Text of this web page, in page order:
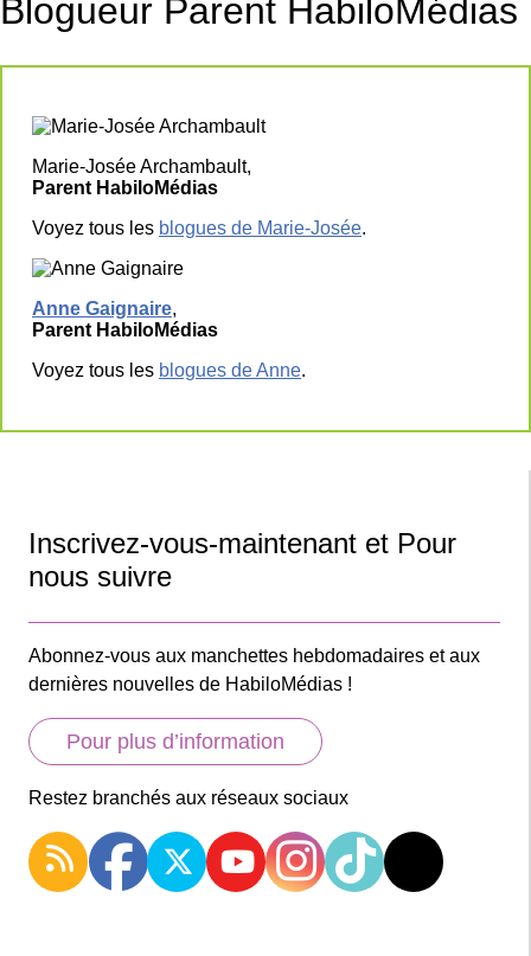
Blogueur Parent HabiloMédias
Marie-Josée Archambault,
Parent HabiloMédias
Voyez tous les blogues de Marie-Josée.
Anne Gaignaire,
Parent HabiloMédias
Voyez tous les blogues de Anne.
Inscrivez-vous-maintenant et Pour
nous suivre
Abonnez-vous aux manchettes hebdomadaires et aux
dernières nouvelles de HabiloMédias !
Pour plus d’information
Restez branchés aux réseaux sociaux